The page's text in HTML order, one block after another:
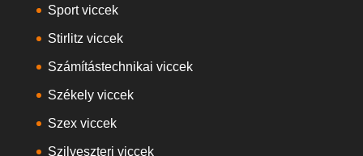
Sport viccek
Stirlitz viccek
Számítástechnikai viccek
Székely viccek
Szex viccek
Szilveszteri viccek